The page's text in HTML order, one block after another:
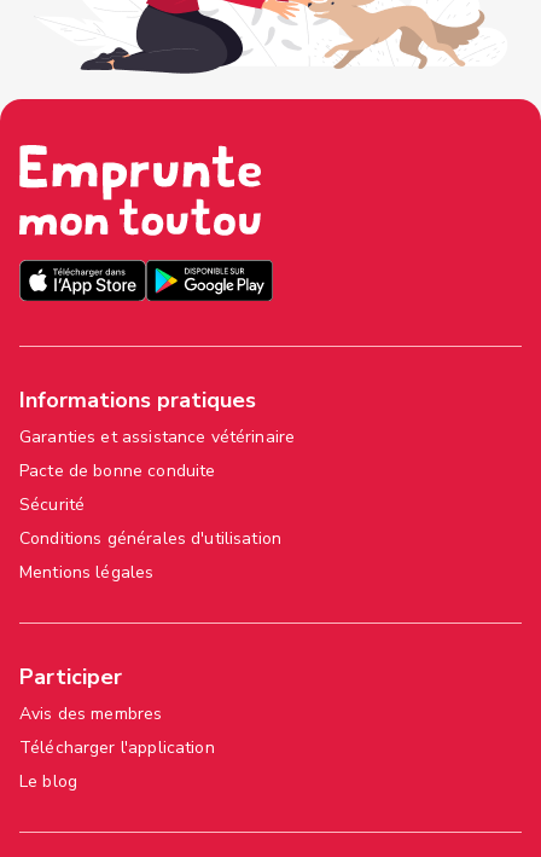
Informations pratiques
Garanties et assistance vétérinaire
Pacte de bonne conduite
Sécurité
Conditions générales d'utilisation
Mentions légales
Participer
Avis des membres
Télécharger l'application
Le blog